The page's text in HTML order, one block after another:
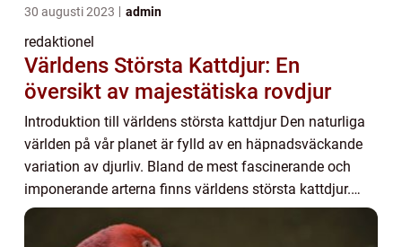
30 augusti 2023 admin
redaktionel
Världens Största Kattdjur: En
översikt av majestätiska rovdjur
Introduktion till världens största kattdjur Den naturliga
världen på vår planet är fylld av en häpnadsväckande
variation av djurliv. Bland de mest fascinerande och
imponerande arterna finns världens största kattdjur.
Dessa magnifika rovdjur har länge...